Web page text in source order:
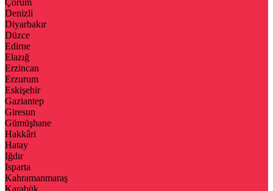
Çorum
Denizli
Diyarbakır
Düzce
Edirne
Elazığ
Erzincan
Erzurum
Eskişehir
Gaziantep
Giresun
Gümüşhane
Hakkâri
Hatay
Iğdır
Isparta
Kahramanmaraş
Karabük